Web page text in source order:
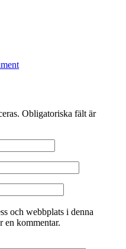
Obligatoriska fält är
och webbplats i denna
en kommentar.